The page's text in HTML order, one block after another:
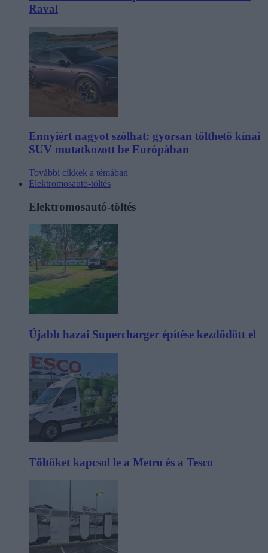
Raval
Ennyiért nagyot szólhat: gyorsan tölthető kínai
SUV mutatkozott be Európában
További cikkek a témában
Elektromosautó-töltés
Elektromosautó-töltés
Újabb hazai Supercharger építése kezdődött el
Töltőket kapcsol le a Metro és a Tesco